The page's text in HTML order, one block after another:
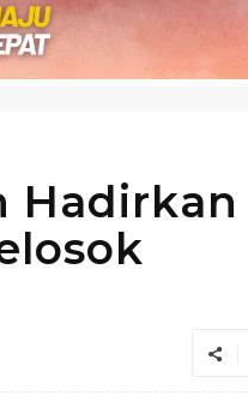
Hadirkan